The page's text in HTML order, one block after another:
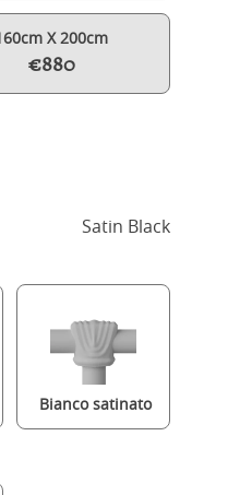
bed in black with silver fabric
X 200cm
€880
Satin Black
Bianco satinato